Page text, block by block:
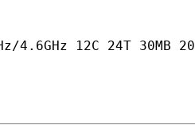
4.6GHz 12C 24T 30MB